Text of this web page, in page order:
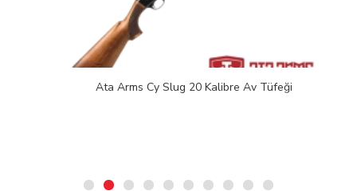
Ata Arms Cy Slug 20 Kalibre Av Tüfeği